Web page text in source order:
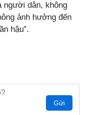
người dân, không
ảnh hưởng đến
hậu”.
Gửi